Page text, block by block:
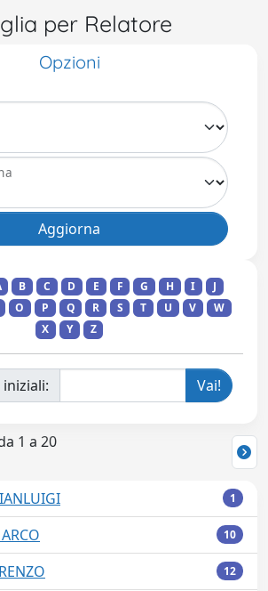
per Relatore
Opzioni
B C D E F G H I
J
O P Q R S T U V
W
X
Y Z
1 a 20
1
10
12